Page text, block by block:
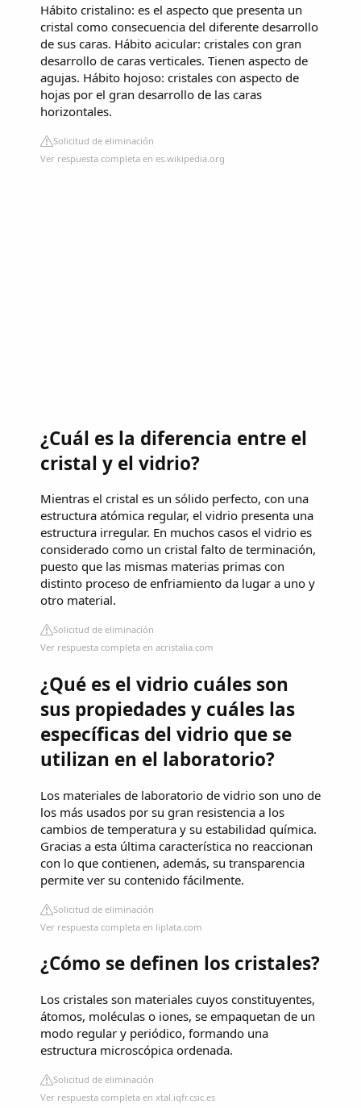
Hábito cristalino: es el aspecto que presenta un
cristal como consecuencia del diferente desarrollo
de sus caras. Hábito acicular: cristales con gran
desarrollo de caras verticales. Tienen aspecto de
agujas. Hábito hojoso: cristales con aspecto de
hojas por el gran desarrollo de las caras
horizontales.
Solicitud de eliminación
Ver respuesta completa en es.wikipedia.org
¿Cuál es la diferencia entre el
cristal y el vidrio?
Mientras el cristal es un sólido perfecto, con una
estructura atómica regular, el vidrio presenta una
estructura irregular. En muchos casos el vidrio es
considerado como un cristal falto de terminación,
puesto que las mismas materias primas con
distinto proceso de enfriamiento da lugar a uno y
otro material.
Solicitud de eliminación
Ver respuesta completa en acristalia.com
¿Qué es el vidrio cuáles son
sus propiedades y cuáles las
específicas del vidrio que se
utilizan en el laboratorio?
Los materiales de laboratorio de vidrio son uno de
los más usados por su gran resistencia a los
cambios de temperatura y su estabilidad química.
Gracias a esta última característica no reaccionan
con lo que contienen, además, su transparencia
permite ver su contenido fácilmente.
Solicitud de eliminación
Ver respuesta completa en liplata.com
¿Cómo se definen los cristales?
Los cristales son materiales cuyos constituyentes,
átomos, moléculas o iones, se empaquetan de un
modo regular y periódico, formando una
estructura microscópica ordenada.
Solicitud de eliminación
Ver respuesta completa en xtal.iqfr.csic.es